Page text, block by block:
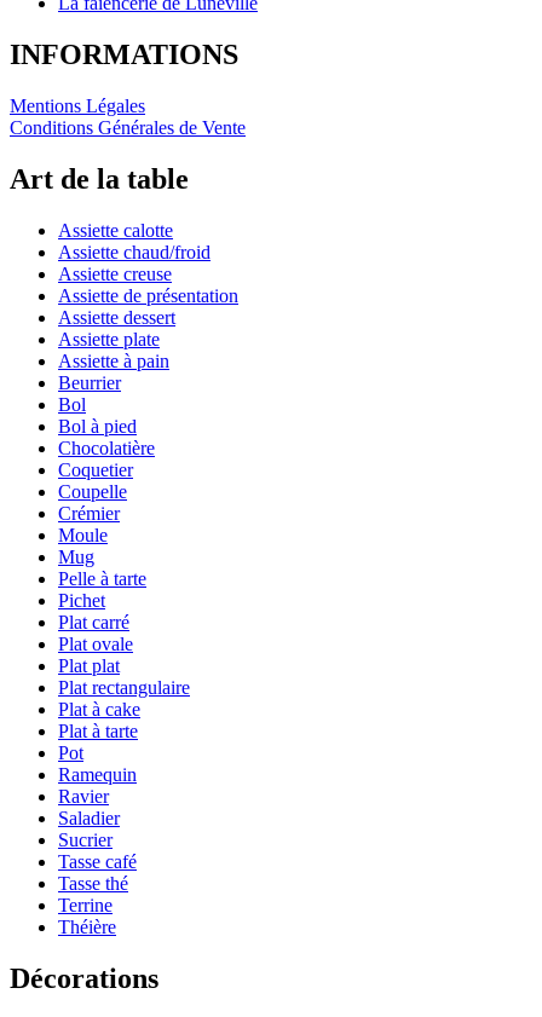
INFORMATIONS
Mentions Légales
Conditions Générales de Vente
Art de la table
Assiette calotte
Assiette chaud/froid
Assiette creuse
Assiette de présentation
Assiette dessert
Assiette plate
Assiette à pain
Beurrier
Bol
Bol à pied
Chocolatière
Coquetier
Coupelle
Crémier
Moule
Mug
Pelle à tarte
Pichet
Plat carré
Plat ovale
Plat plat
Plat rectangulaire
Plat à cake
Plat à tarte
Pot
Ramequin
Ravier
Saladier
Sucrier
Tasse café
Tasse thé
Terrine
Théière
Décorations